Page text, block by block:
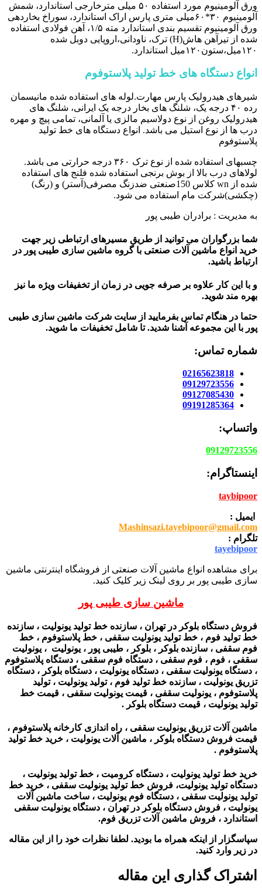
ورق آلومینیوم مورد استفاده ۵۰ میلی مترخارجی استاندارد، شمش
آلومینیوم ۳۰*۶۰میلی متری پارس اراک استاندارد، سوراخ بخاردهی
ورق آلومینیوم تقسیم بندی استاندارد مته ۱/۵، آهن فولادی استفاده
شده از تیرآهن هاش(H) ترک، ناودانی،اروپایی دوبل شده
۱۲۰میل،ستون۱۲۰میل استاندارد.
انواع دستگاه های خط تولید پلاستوفوم
شیرهای هیدرولیک پارس مهارت.لوله های استفاده شده مانیسمان
رده ۴۰ درجه یک، شلنگ های بخار درجه یک ایرانی، شلنگ های
هیدرولیک روغن از نوع دولاسیم مالزی یا آلمانی، تمامی پیچ و مهره
درب ها از نوع استیل می باشد. انواع دستگاه های خط تولید
پلاستوفوم
چسبهای استفاده شده از نوع ترک ۳۶۰ درجه حرارتی می باشد.
لولاهای درب بالا از بوش برنجی استفاده شده فلنج های استفاده
شده از wn کلاس 150صنعتی ضدزنگ مصرفی(آستر) و (رنگ)
(چکشی)شرکت مام استفاده می شود.
به مدیریت : برادران طیبی پور
شما بزرگواران می توانید از طریق مسیرهای ارتباطی زیر جهت
خرید انواع ماشین آلات صنعتی با گروه ماشین سازی طیبی پور در
ارتباط باشید.
و با این کار علاوه بر صرفه جویی در زمان از تخفیفات ویژه ما نیز
بهره مند شوید.
حتما در هنگام تماس بفرمایید از سایت شرکت ماشین سازی طیبی
پور با این مجموعه آشنا شدید. تا شامل تخفیفات ما شوید.
شماره تماس:
02165623818
09129723556
09127085430
09191285364
واتساپ:
09129723556
اینستاگرام:
taybipoor
ایمیل :
Mashinsazi.tayebipoor@gmail.com
تلگرام :
tayebipoor
برای مشاهده انواع ماشین آلات صنعتی از فروشگاه اینترنتی ماشین
سازی طیبی پور بر روی لینک زیر کلیک کنید.
ماشین سازی طیبی پور
فروش دستگاه بلوکر در تهران ، سازنده خط تولید یونولیت ، سازنده
خط تولید فوم ، خط تولید یونولیت سقفی ، خط پلاستوفوم ، خط
فوم سقفی ، سازنده بلوکر ، بلوکر ، طیبی پور ، یونولیت ، یونولیت
سقفی ، فوم ، فوم سقفی ، دستگاه فوم سقفی ، دستگاه پلاستوفوم
، دستگاه یونولیت سقفی ، دستگاه یونولیت ، دستگاه بلوکر ، دستگاه
تزریق یونولیت ، سازنده خط تولید فوم ، تولید یونولیت ، تولید
پلاستوفوم ، یونولیت سقفی ، قیمت یونولیت سقفی ، قیمت خط
تولید یونولیت ، قیمت دستگاه بلوکر .
ماشین آلات تزریق یونولیت سقفی ، راه اندازی کارخانه پلاستوفوم ،
قیمت فروش دستگاه بلوکر ، ماشین آلات یونولیت‌ ، خرید خط تولید
پلاستوفوم .
خرید خط تولید یونولیت ، دستگاه کرومیت ، خط تولید یونولیت ،
دستگاه تولید یونولیت، فروش خط تولید یونولیت سقفی ، خرید خط
تولید یونولیت سقفی ، دستگاه فوم یونولیت ، ساخت ماشین آلات
یونولیت ، فروش دستگاه بلوکر در تهران ، دستگاه یونولیت سقفی
استاندارد ، فروش ماشین آلات تزریق فوم.
سپاسگزار از اینکه همراه ما بودید. لطفا نظرات خود را از این مقاله
در زیر وارد کنید.
اشتراک گذاری این مقاله